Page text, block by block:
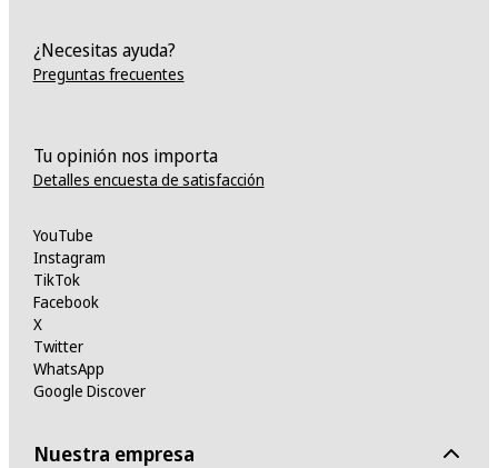
¿Necesitas ayuda?
Preguntas frecuentes
Tu opinión nos importa
Detalles encuesta de satisfacción
YouTube
Instagram
TikTok
Facebook
X
Twitter
WhatsApp
Google Discover
Nuestra empresa